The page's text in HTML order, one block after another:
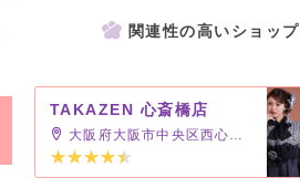
関連性の高いショップ
TAKAZEN 心斎橋店
大阪府大阪市中央区西心斎橋2-3-2